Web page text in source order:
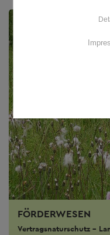
FÖRDERWESEN
Vertragsnaturschutz -